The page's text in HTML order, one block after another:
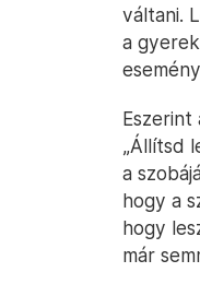
váltani.
a
„Állítsd
a
hogy a
hogy
már